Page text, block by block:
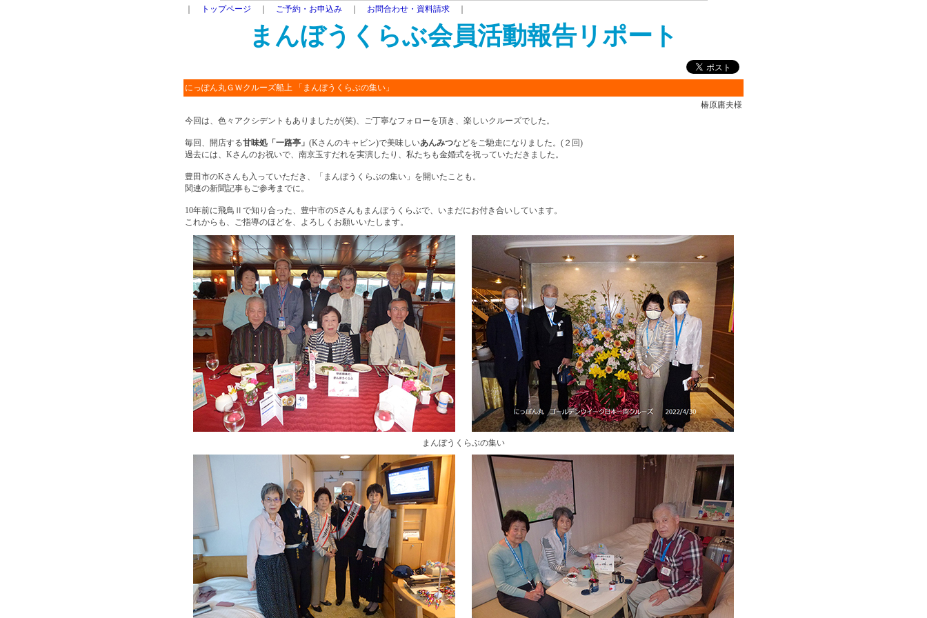
トップページ ご予約・お申込み お問合わせ・資料請求
まんぼうくらぶ会員活動報告リポート
にっぽん丸ＧＷクルーズ船上 「まんぼうくらぶの集い」
椿原庸夫様
今回は、色々アクシデントもありましたが(笑)、ご丁寧なフォローを頂き、楽しいクルーズでした。
毎回、開店する甘味処「一路亭」 (Kさんのキャビン)で美味しいあんみつなどをご馳走になりました。 ( ２回)
過去には、Kさんのお祝いで、南京玉すだれを実演したり、私たちも金婚式を祝っていただきました。
豊田市のKさんも入っていただき、「まんぼうくらぶの集い」を開いたことも。
関連の新聞記事もご参考までに。
10年前に飛鳥Ⅱで知り合った、豊中市のSさんもまんぼうくらぶで、いまだにお付き合いしています。
これからも、ご指導のほどを、よろしくお願いいたします。
まんぼうくらぶの集い